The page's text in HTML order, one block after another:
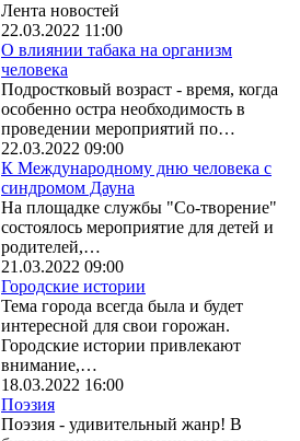
Лента новостей
22.03.2022 11:00
О влиянии табака на организм
человека
Подростковый возраст - время, когда
особенно остра необходимость в
проведении мероприятий по…
22.03.2022 09:00
К Международному дню человека с
синдромом Дауна
На площадке службы "Со-творение"
состоялось мероприятие для детей и
родителей,…
21.03.2022 09:00
Городские истории
Тема города всегда была и будет
интересной для свои горожан.
Городские истории привлекают
внимание,…
18.03.2022 16:00
Поэзия
Поэзия - удивительный жанр! В